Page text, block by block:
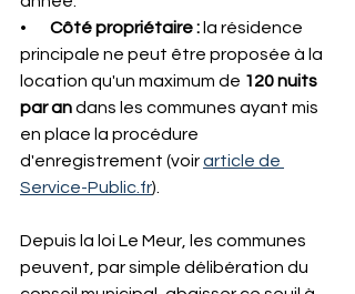
• Côté propriétaire : la résidence
principale ne peut être proposée à la
location qu'un maximum de 120 nuits
par an dans les communes ayant mis
en place la procédure
d'enregistrement (voir article de
Service-Public.fr).
Depuis la loi Le Meur, les communes
peuvent, par simple délibération du